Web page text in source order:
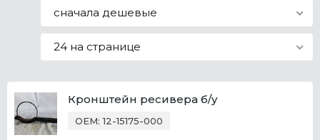
сначала дешевые
24 на странице
Кронштейн ресивера б/у
OEM: 12-15175-000